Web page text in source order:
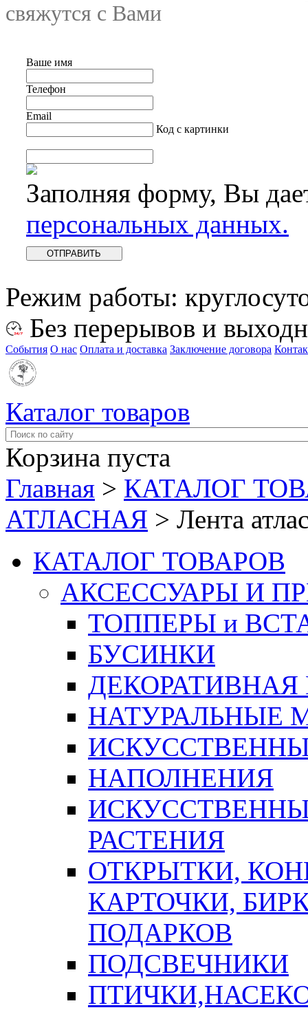
свяжутся с Вами
Ваше имя
Телефон
Email
Код с картинки
Заполняя форму, Вы
персональных данных.
Режим работы:
Без перерывов и
События О нас Оплата и доставка Заключение договора
Каталог товаров
Корзина пуста
Главная > КАТАЛОГ
АТЛАСНАЯ > Лента
КАТАЛОГ ТОВАРОВ
АКСЕССУАРЫ И
ТОППЕРЫ и
БУСИНКИ
ДЕКОРАТИВНАЯ
НАТУРАЛЬНЫЕ
НАПОЛНЕНИЯ
РАСТЕНИЯ
ОТКРЫТКИ,
КАРТОЧКИ,
ПОДАРКОВ
ПОДСВЕЧНИКИ